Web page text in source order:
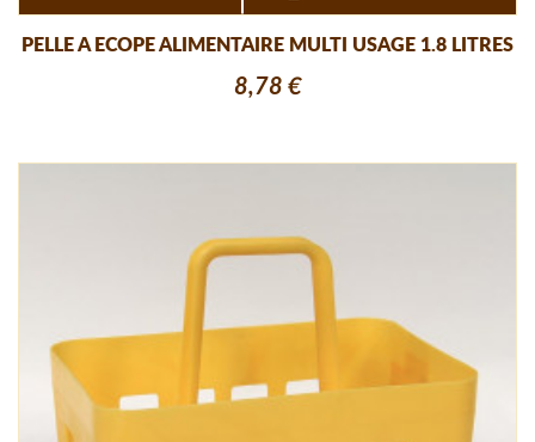
PELLE A ECOPE ALIMENTAIRE MULTI USAGE 1.8 LITRES
8,78 €